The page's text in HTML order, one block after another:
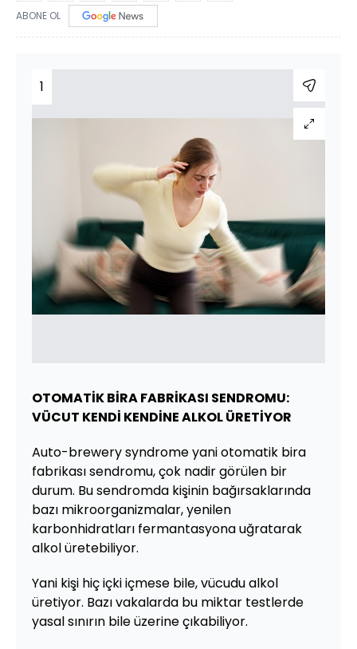
ABONE OL
1
OTOMATİK BİRA FABRİKASI SENDROMU:
VÜCUT KENDİ KENDİNE ALKOL ÜRETİYOR
Auto-brewery syndrome yani otomatik bira
fabrikası sendromu, çok nadir görülen bir
durum. Bu sendromda kişinin bağırsaklarında
bazı mikroorganizmalar, yenilen
karbonhidratları fermantasyona uğratarak
alkol üretebiliyor.
Yani kişi hiç içki içmese bile, vücudu alkol
üretiyor. Bazı vakalarda bu miktar testlerde
yasal sınırın bile üzerine çıkabiliyor.